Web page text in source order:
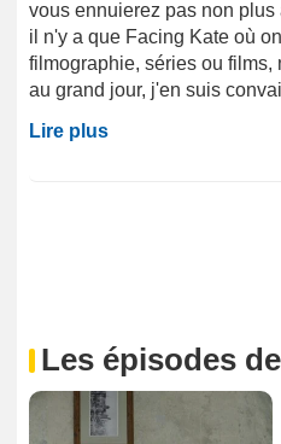
vous ennuierez pas non plus
il n'y a que Facing Kate où
filmographie, séries ou films,
au grand jour, j'en suis
Lire plus
Les épisodes